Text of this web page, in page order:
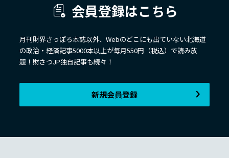
会員登録はこちら
月刊財界さっぽろ本誌以外、Webのどこにも出ていない北海道
の政治・経済記事5000本以上が毎月550円（税込）で読み放
題！財さつJP独自記事も続々！
新規会員登録